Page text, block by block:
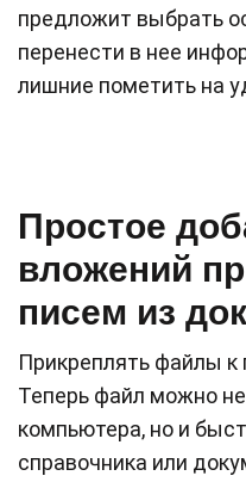
предложит выбрать
перенести в нее
лишние пометить на
Простое
вложений
писем из
Прикреплять файлы
Теперь файл можно не
компьютера, но и
справочника или